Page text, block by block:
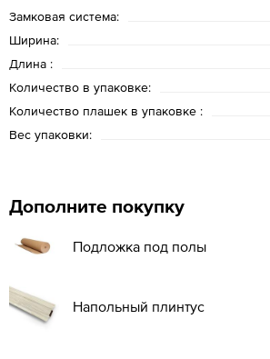
Замковая система:
Ширина:
Длина :
Количество в упаковке:
Количество плашек в упаковке :
Вес упаковки:
Дополните покупку
Подложка под полы
Напольный плинтус